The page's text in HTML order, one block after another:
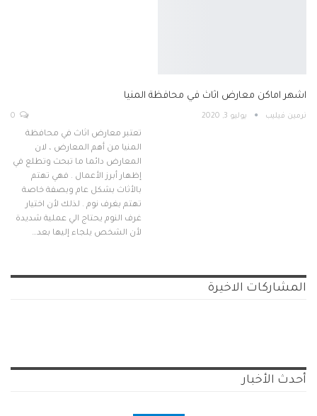
اشهر اماكن معارض اثاث في محافظة المنيا
نرمين فيليب يوليو 3, 2020
تعتبر معارض اثاث في محافظة
المنيا من أهم المعارض ، لان
المعارض دائما ما تبحث وتطلع في
إظهار أبرز الأعمال . فهي تهتم
بالأثاث بشكل عام وبصفة خاصة
تهتم بغرف نوم . لذلك لأن اختيار
غرف النوم يحتاج الي عملية شديدة
لأن الشخص يلجاء إليها بعد…
المشاركات الاخيرة
أحدث الأخبار